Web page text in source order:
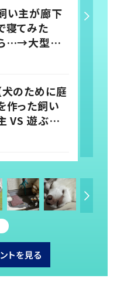
」「ラブリーす
」の声
い主が廊下
寝てみた
…→大型犬
ちによって廊
羨ましい」「幸
そう」の声
犬のために庭
作った飼い
VS 遊ぶ気
ない犬】シュ
万いい
！？「犬の強
意志を感じ
」
トを見る